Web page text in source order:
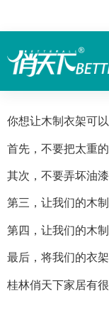
你想让木制衣架可
首先，不要把太重
其次，不要弄坏油
第三，让我们的木
第四，让我们的木
最后，将我们的衣
桂林俏天下家居有